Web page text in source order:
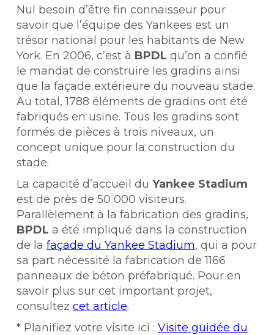
Nul besoin d’être fin connaisseur pour
savoir que l’équipe des Yankees est un
trésor national pour les habitants de New
York. En 2006, c’est à BPDL qu’on a confié
le mandat de construire les gradins ainsi
que la façade extérieure du nouveau stade.
Au total, 1788 éléments de gradins ont été
fabriqués en usine. Tous les gradins sont
formés de pièces à trois niveaux, un
concept unique pour la construction du
stade.
La capacité d’accueil du Yankee Stadium
est de près de 50 000 visiteurs.
Parallèlement à la fabrication des gradins,
BPDL a été impliqué dans la construction
de la façade du Yankee Stadium, qui a pour
sa part nécessité la fabrication de 1166
panneaux de béton préfabriqué. Pour en
savoir plus sur cet important projet,
consultez cet article.
* Planifiez votre visite ici : Visite guidée du